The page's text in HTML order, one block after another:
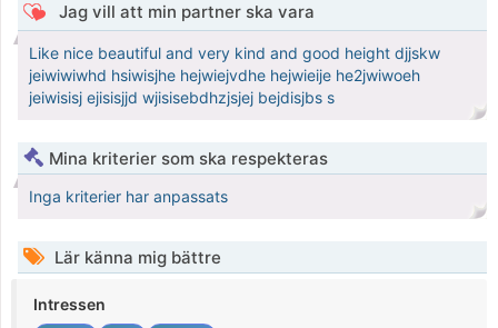
Jag vill att min partner ska vara
Like nice beautiful and very kind and good height djjskw
jeiwiwiwhd hsiwisjhe hejwiejvdhe hejwieije he2jwiwoeh
jeiwisisj ejisisjjd wjisisebdhzjsjej bejdisjbs s
Mina kriterier som ska respekteras
Inga kriterier har anpassats
Lär känna mig bättre
Intressen